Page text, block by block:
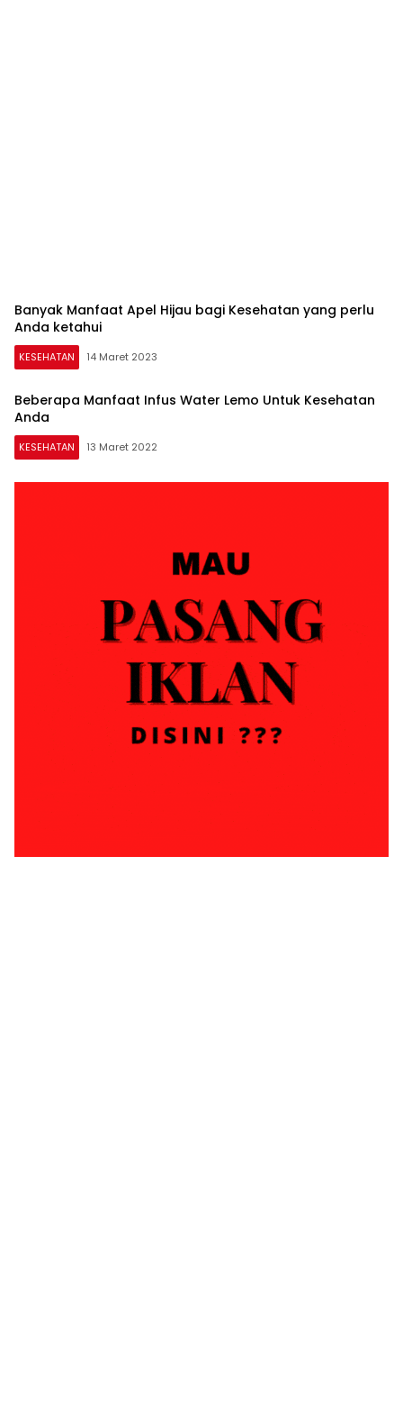
Banyak Manfaat Apel Hijau bagi Kesehatan yang perlu
Anda ketahui
KESEHATAN 14 Maret 2023
Beberapa Manfaat Infus Water Lemo Untuk Kesehatan
Anda
KESEHATAN 13 Maret 2022